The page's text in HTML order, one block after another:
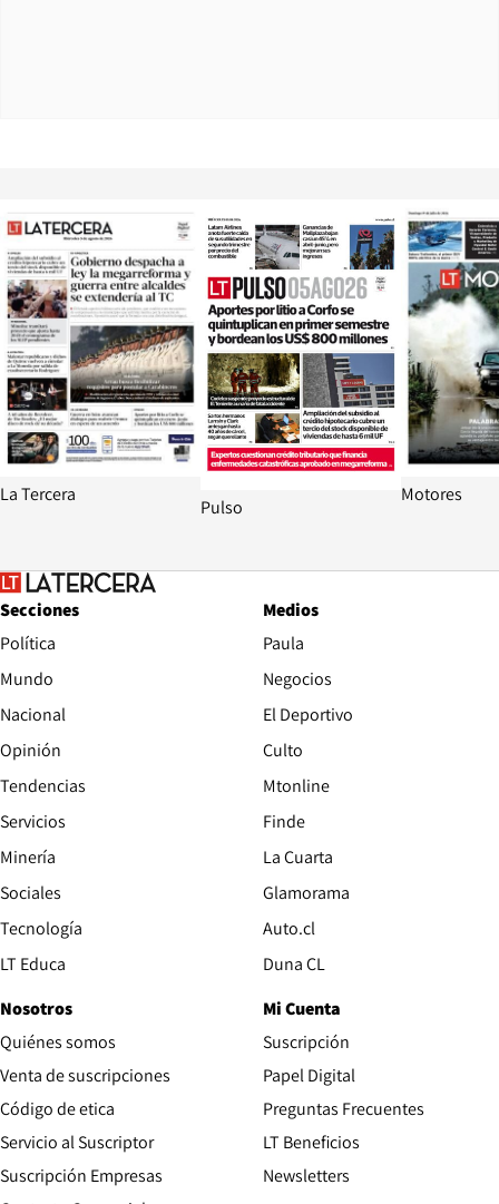
La Tercera
Opens in
Pulso
Motores
Secciones
Política
Mundo
Nacional
Opinión
Tendencias
Servicios
Minería
Sociales
Tecnología
LT Educa
Medios
Paula
Negocios
El Deportivo
Culto
Mtonline
Finde
La Cuarta
Glamorama
Auto.cl
Duna CL
Nosotros
Quiénes somos
Venta de suscripciones
Código de etica Opens in new window
Servicio al Suscriptor
Suscripción Empresas
Mi Cuenta
Suscripción
Papel Digital
Preguntas Frecuentes
LT Beneficios
Newsletters